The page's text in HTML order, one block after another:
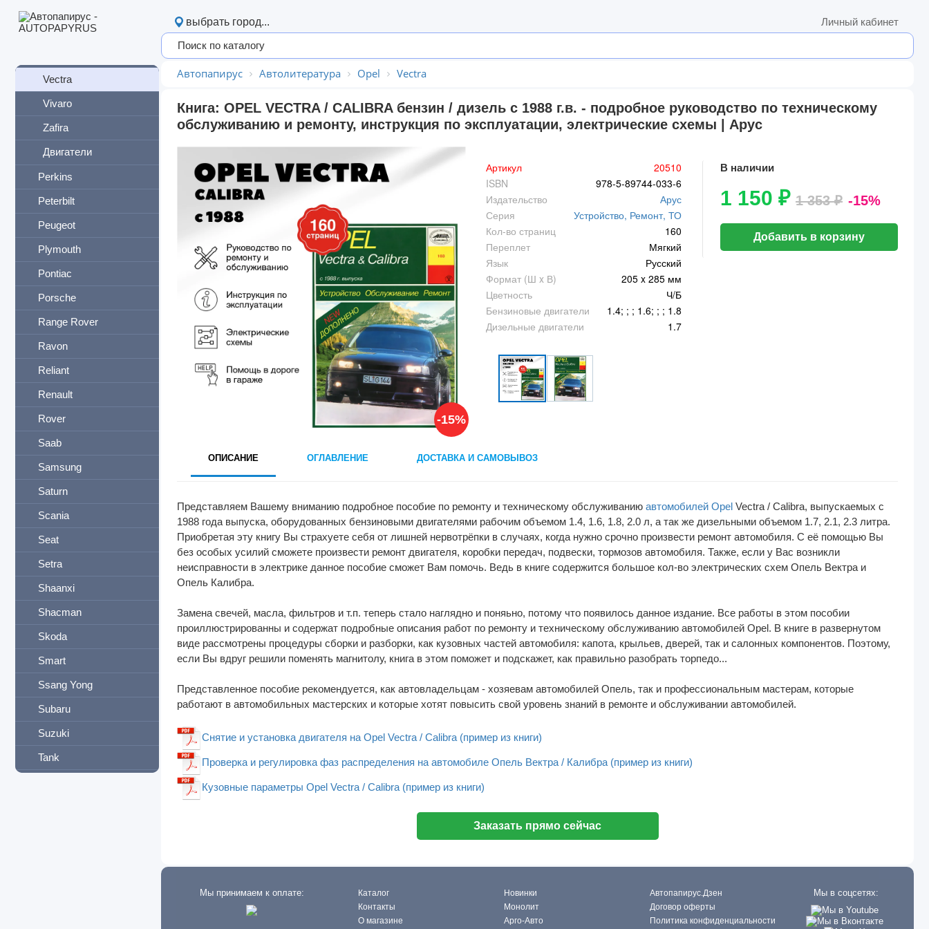
Sintra
Vectra
Vivaro
Zafira
Двигатели
Perkins
Peterbilt
Peugeot
Plymouth
Pontiac
Porsche
Range Rover
Ravon
Reliant
Renault
Rover
Saab
Samsung
Saturn
Scania
Seat
Setra
Shaanxi
Shacman
Skoda
Smart
Ssang Yong
Subaru
Suzuki
Tank
выбрать город... Личный кабинет
Автопапирус Автолитература Opel Vectra
Книга: OPEL VECTRA / CALIBRA бензин / дизель с 1988 г.в. - подробное руководство по техническому
обслуживанию и ремонту, инструкция по эксплуатации, электрические схемы | Арус
-15%
Артикул
20510
ISBN
978-5-89744-033-6
Издательство
Арус
Серия
Устройство, Ремонт, ТО
Кол-во страниц
160
Переплет
Мягкий
Язык
Русский
Формат (Ш x В)
205 x 285 мм
Цветность
Ч/Б
Бензиновые двигатели
1.4; ; ; 1.6; ; ; 1.8
Дизельные двигатели
1.7
В наличии
1 150 ₽1 353 ₽ -15%
Добавить в корзину
ОПИСАНИЕ ОГЛАВЛЕНИЕ ДОСТАВКА И САМОВЫВОЗ
Представляем Вашему вниманию подробное пособие по ремонту и техническому обслуживанию автомобилей Opel Vectra / Calibra, выпускаемых с
1988 года выпуска, оборудованных бензиновыми двигателями рабочим объемом 1.4, 1.6, 1.8, 2.0 л, а так же дизельными объемом 1.7, 2.1, 2.3 литра.
Приобретая эту книгу Вы страхуете себя от лишней нервотрёпки в случаях, когда нужно срочно произвести ремонт автомобиля. С её помощью Вы
без особых усилий сможете произвести ремонт двигателя, коробки передач, подвески, тормозов автомобиля. Также, если у Вас возникли
неисправности в электрике данное пособие сможет Вам помочь. Ведь в книге содержится большое кол-во электрических схем Опель Вектра и
Опель Калибра.
Замена свечей, масла, фильтров и т.п. теперь стало наглядно и поняьно, потому что появилось данное издание. Все работы в этом пособии
проиллюстрированны и содержат подробные описания работ по ремонту и техническому обслуживанию автомобилей Opel. В книге в развернутом
виде рассмотрены процедуры сборки и разборки, как кузовных частей автомобиля: капота, крыльев, дверей, так и салонных компонентов. Поэтому,
если Вы вдруг решили поменять магнитолу, книга в этом поможет и подскажет, как правильно разобрать торпедо...
Представленное пособие рекомендуется, как автовладельцам - хозяевам автомобилей Опель, так и профессиональным мастерам, которые
работают в автомобильных мастерских и которые хотят повысить свой уровень знаний в ремонте и обслуживании автомобилей.
Снятие и установка двигателя на Opel Vectra / Calibra (пример из книги)
Проверка и регулировка фаз распределения на автомобиле Опель Вектра / Калибра (пример из книги)
Кузовные параметры Opel Vectra / Calibra (пример из книги)
Заказать прямо сейчас
Мы принимаем к оплате:
Каталог
Контакты
О магазине
Новинки
Монолит
Арго-Авто
Автопапирус.Дзен
Договор оферты
Политика конфиденциальности
Мы в соцсетях: